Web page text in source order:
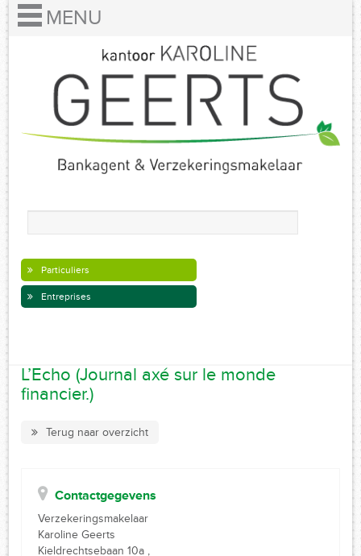
Particuliers
Entreprises
L’Echo (Journal axé sur le monde
financier.)
Terug naar overzicht
Contactgegevens
Verzekeringsmakelaar
Karoline Geerts
Kieldrechtsebaan 10a ,